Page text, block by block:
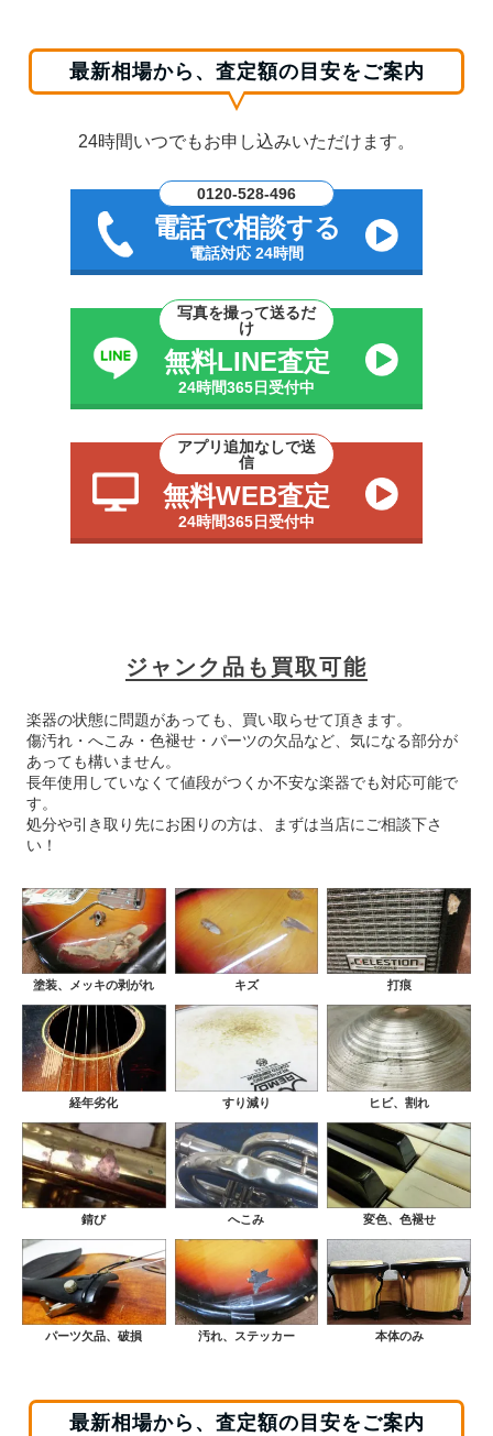
最新相場から、査定額の目安をご案内
24時間いつでもお申し込みいただけます。
0120-528-496
電話で相談する
電話対応 24時間
写真を撮って送るだ
け
無料LINE査定
24時間365日受付中
アプリ追加なしで送
信
無料WEB査定
24時間365日受付中
ジャンク品も買取可能
楽器の状態に問題があっても、買い取らせて頂きます。
傷汚れ・へこみ・色褪せ・パーツの欠品など、気になる部分が
あっても構いません。
長年使用していなくて値段がつくか不安な楽器でも対応可能で
す。
処分や引き取り先にお困りの方は、まずは当店にご相談下さ
い！
塗装、メッキの剥がれ キズ 打痕
経年劣化 すり減り ヒビ、割れ
錆び へこみ 変色、色褪せ
パーツ欠品、破損 汚れ、ステッカー 本体のみ
最新相場から、査定額の目安をご案内